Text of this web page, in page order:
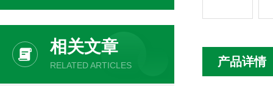
相关文章
RELATED ARTICLES 产品详情